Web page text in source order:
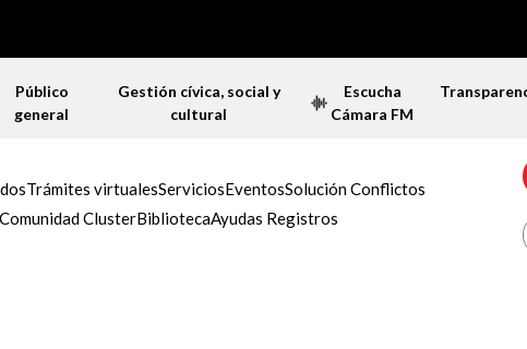
Público
general
Gestión cívica, social y
cultural
Escucha
Cámara FM
Trámites virtualesServiciosEventosSolución Conflictos
Comunidad ClusterBibliotecaAyudas Registros